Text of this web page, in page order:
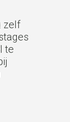
zelf
te